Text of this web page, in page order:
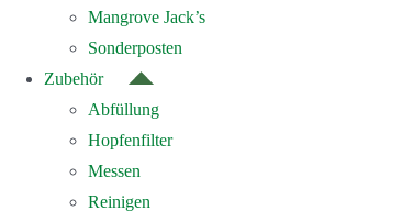
Mangrove Jack’s
Sonderposten
Zubehör
Abfüllung
Hopfenfilter
Messen
Reinigen